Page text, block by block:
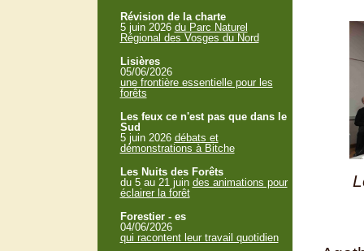
Révision de la charte
5 juin 2026 du Parc Naturel
Régional des Vosges du Nord
Lisières
05/06/2026
une frontière essentielle pour les
forêts
Les feux ce n'est pas que dans le
Sud
5 juin 2026 débats et
démonstrations à Bitche
Les Nuits des Forêts
du 5 au 21 juin des animations pour
éclairer la forêt
Forestier - es
04/06/2026
qui racontent leur travail quotidien